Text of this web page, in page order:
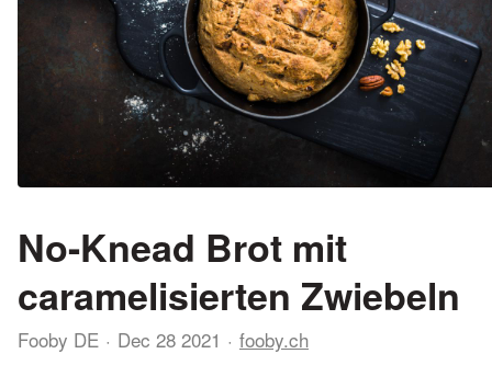
No-Knead Brot mit
caramelisierten Zwiebeln
Fooby DE Dec 28 2021 fooby.ch